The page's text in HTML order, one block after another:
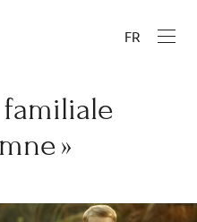
FR
»